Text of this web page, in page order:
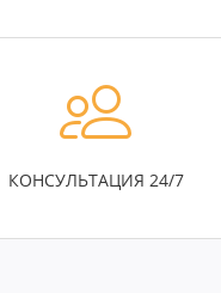
КОНСУЛЬТАЦИЯ 24/7